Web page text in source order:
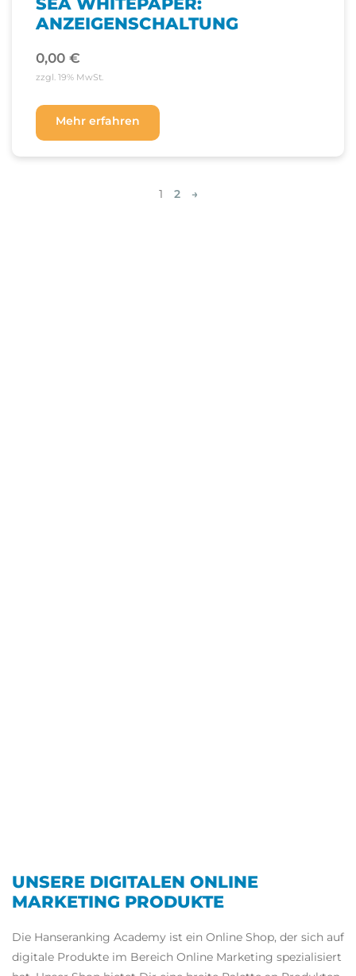
ANZEIGENSCHALTUNG
0,00 €
zzgl. 19% MwSt.
Mehr erfahren
1 2 →
UNSERE DIGITALEN ONLINE
MARKETING PRODUKTE
Die Hanseranking Academy ist ein Online Shop, der sich auf
digitale Produkte im Bereich Online Marketing spezialisiert